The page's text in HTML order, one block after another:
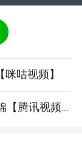
咕视频】
2022法甲第36轮 梅斯vs里昂回看集锦【腾讯视频】